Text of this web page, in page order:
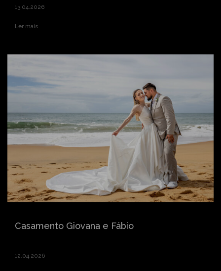
13.04.2026
Ler mais
Casamento Giovana e Fábio
12.04.2026